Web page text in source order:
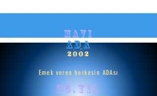
mavi
ADA
2002
Emek veren herkesin ADAsı
25.yıl